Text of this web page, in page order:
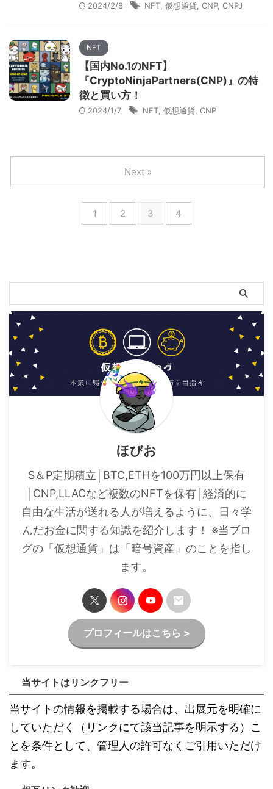
2024/2/8 NFT 仮想通貨 CNP, CNPJ
NFT
【国内No.1のNFT】
『CryptoNinjaPartners(CNP)』の特
徴と買い方！
2024/1/7 NFT 仮想通貨 CNP
1 2 3 4
Next »
ほびお
S＆P定期積立│BTC,ETHを100万円以上保有
│CNP,LLACなど複数のNFTを保有│経済的に
自由な生活が送れる人が増えるように、日々学
んだお金に関する知識を紹介します！ ※当ブロ
グの「仮想通貨」は「暗号資産」のことを指し
ます。
プロフィールはこちら >
当サイトはリンクフリー
当サイトの情報を掲載する場合は、出展元を明確に
していただく（リンクにて該当記事を明示する）こ
とを条件として、管理人の許可なくご引用いただけ
ます。